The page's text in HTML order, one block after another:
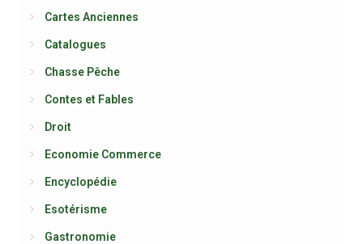
Cartes Anciennes
Catalogues
Chasse Pêche
Contes et Fables
Droit
Economie Commerce
Encyclopédie
Esotérisme
Gastronomie